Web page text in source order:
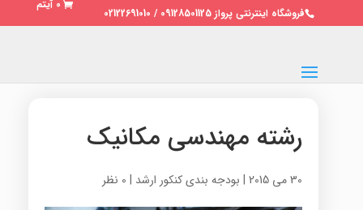
فروشگاه اینترنتی پرواز 09128501125 / 02122691010
0 آیتم
رشته مهندسی مکانیک
30 می 2015 | بودجه بندی کنکور ارشد | 0 نظر